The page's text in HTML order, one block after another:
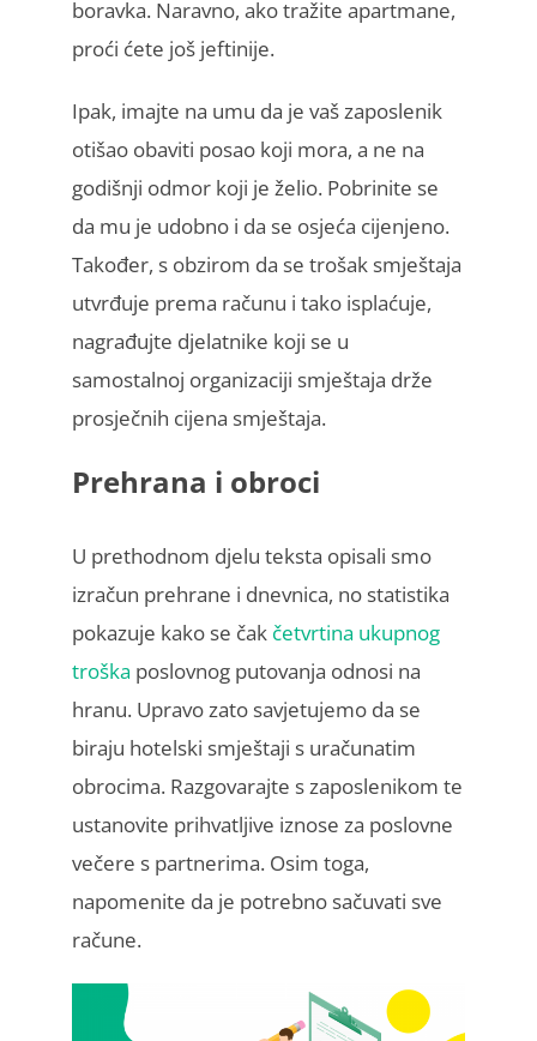
boravka. Naravno, ako tražite apartmane,
proći ćete još jeftinije.
Ipak, imajte na umu da je vaš zaposlenik
otišao obaviti posao koji mora, a ne na
godišnji odmor koji je želio. Pobrinite se
da mu je udobno i da se osjeća cijenjeno.
Također, s obzirom da se trošak smještaja
utvrđuje prema računu i tako isplaćuje,
nagrađujte djelatnike koji se u
samostalnoj organizaciji smještaja drže
prosječnih cijena smještaja.
Prehrana i obroci
U prethodnom djelu teksta opisali smo
izračun prehrane i dnevnica, no statistika
pokazuje kako se čak četvrtina ukupnog
troška poslovnog putovanja odnosi na
hranu. Upravo zato savjetujemo da se
biraju hotelski smještaji s uračunatim
obrocima. Razgovarajte s zaposlenikom te
ustanovite prihvatljive iznose za poslovne
večere s partnerima. Osim toga,
napomenite da je potrebno sačuvati sve
račune.